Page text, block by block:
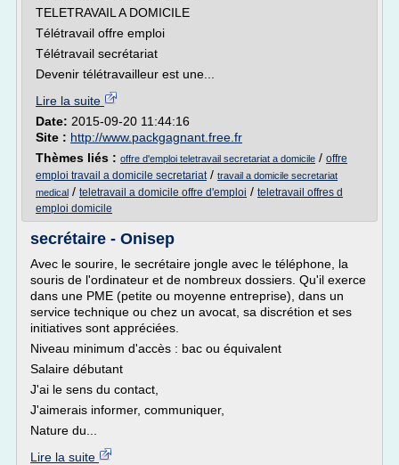
TELETRAVAIL A DOMICILE
Télétravail offre emploi
Télétravail secrétariat
Devenir télétravailleur est une...
Lire la suite
Date: 2015-09-20 11:44:16
Site : http://www.packgagnant.free.fr
Thèmes liés : offre d'emploi teletravail secretariat a domicile / offre
emploi travail a domicile secretariat/ travail a domicile secretariat
medical / teletravail a domicile offre d'emploi / teletravail offres d
emploi domicile
secrétaire - Onisep
Avec le sourire, le secrétaire jongle avec le téléphone, la
souris de l'ordinateur et de nombreux dossiers. Qu'il exerce
dans une PME (petite ou moyenne entreprise), dans un
service technique ou chez un avocat, sa discrétion et ses
initiatives sont appréciées.
Niveau minimum d'accès : bac ou équivalent
Salaire débutant
J'ai le sens du contact,
J'aimerais informer, communiquer,
Nature du...
Lire la suite